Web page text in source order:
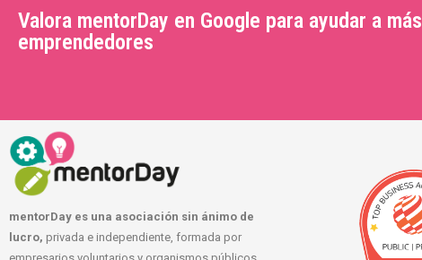
Valora mentorDay en Google para ayudar a más
emprendedores
mentorDay es una asociación sin ánimo de
lucro, privada e independiente, formada por